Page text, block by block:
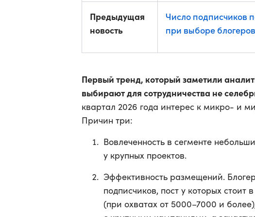
Предыдущая
новость
Число подписчиков
при выборе
Первый тренд, который заметили
выбирают для сотрудничества не
квартал 2026 года интерес к микро- и
Причин три:
Вовлеченность в сегменте
у крупных проектов.
Эффективность размещений.
подписчиков, пост у которых
(при охватах от 5000–7000 и